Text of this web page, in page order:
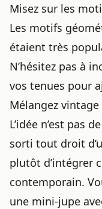
Misez sur les
Les motifs
étaient très
N’hésitez pas à
vos tenues pour
Mélangez
L’idée n’est pas
sorti tout droit
plutôt d’intégrer
contemporain.
une mini-jupe